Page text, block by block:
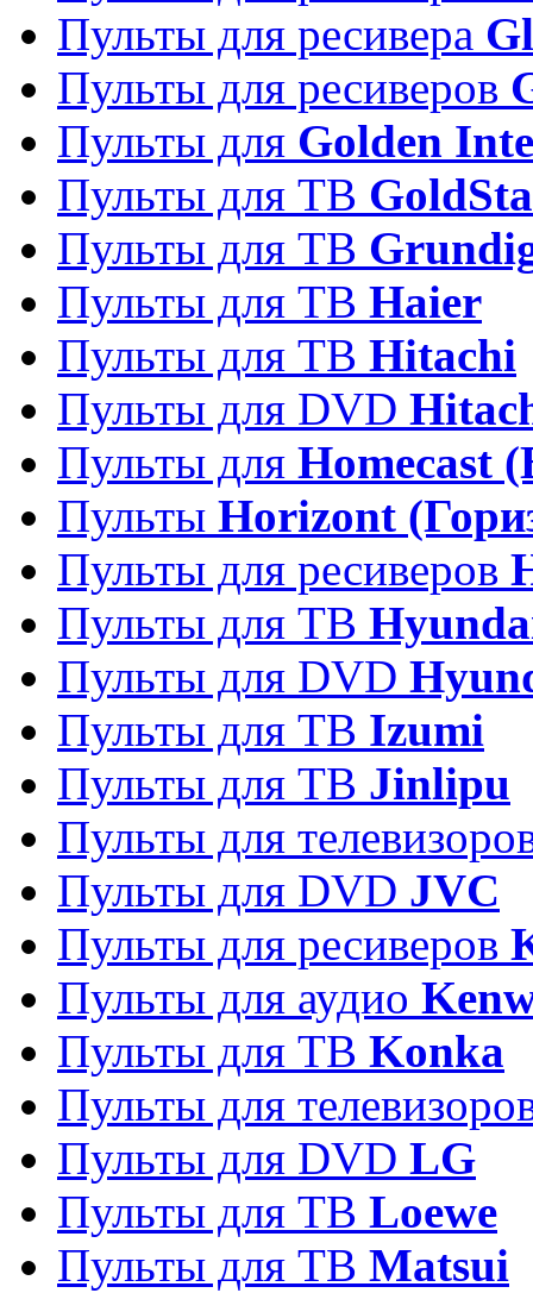
Пульты для ресивера
Пульты для ресиверов
Пульты для Golden
Пульты для ТВ
Пульты для ТВ
Пульты для ТВ Haier
Пульты для ТВ Hitachi
Пульты для DVD
Пульты для Homecast
Пульты Horizont
Пульты для ресиверов
Пульты для ТВ
Пульты для DVD
Пульты для ТВ Izumi
Пульты для ТВ Jinlipu
Пульты для
Пульты для DVD JVC
Пульты для ресиверов
Пульты для аудио
Пульты для ТВ Konka
Пульты для
Пульты для DVD LG
Пульты для ТВ Loewe
Пульты для ТВ Matsui